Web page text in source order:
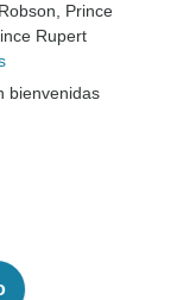
, Prince
Rupert
bienvenidas